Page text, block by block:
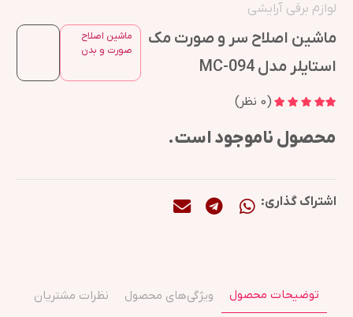
لوازم برقی آرایشی
ماشین اصلاح سر و صورت مک
استایلر مدل MC-094
ماشین اصلاح
صورت و بدن
(
0 نظر)
محصول ناموجود است.
اشتراک گذاری:
توضیحات محصول ویژگی‌های محصول نظرات مشتریان